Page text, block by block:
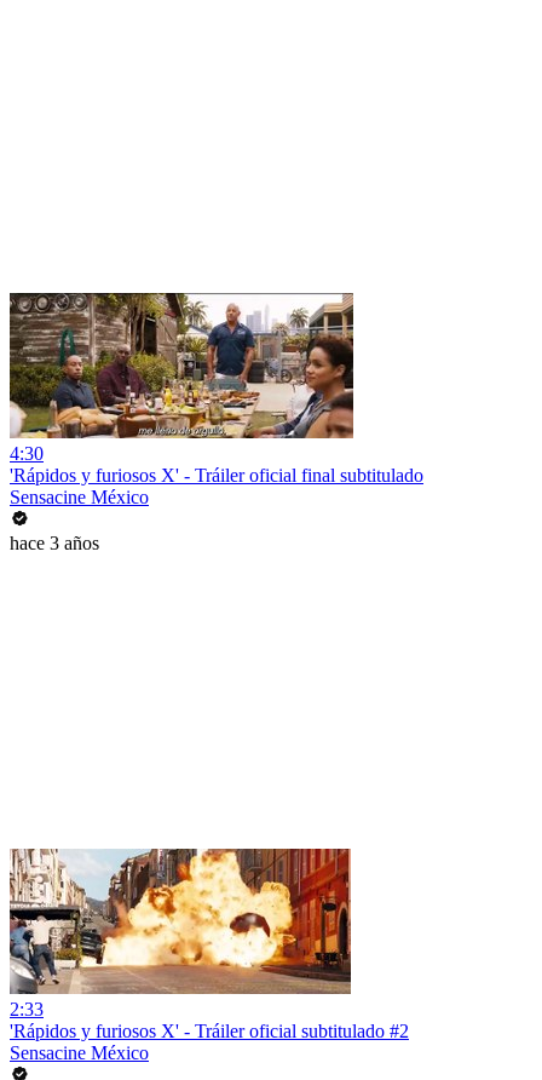
4:30
'Rápidos y furiosos X' - Tráiler oficial final subtitulado
Sensacine México
hace 3 años
2:33
'Rápidos y furiosos X' - Tráiler oficial subtitulado #2
Sensacine México